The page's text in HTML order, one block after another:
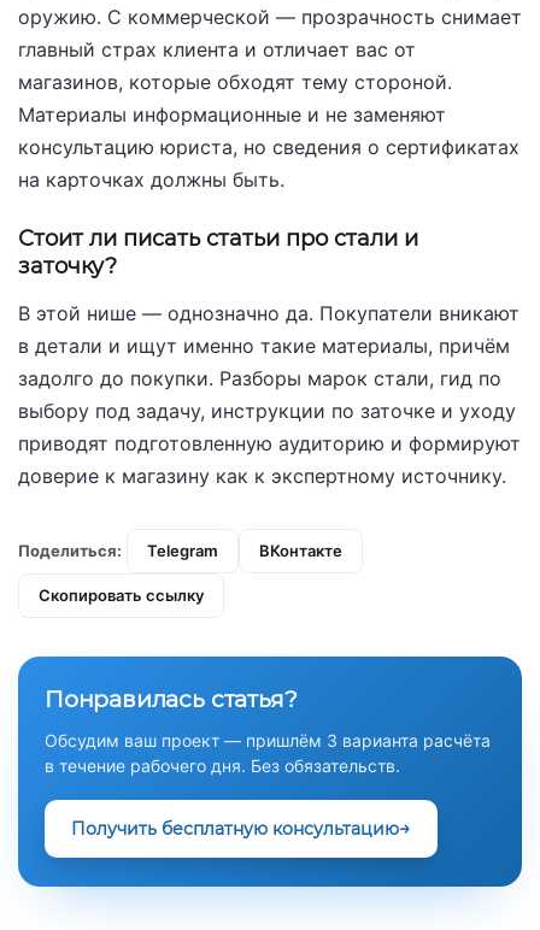
оружию. С коммерческой — прозрачность снимает
главный страх клиента и отличает вас от
магазинов, которые обходят тему стороной.
Материалы информационные и не заменяют
консультацию юриста, но сведения о сертификатах
на карточках должны быть.
Стоит ли писать статьи про стали и
заточку?
В этой нише — однозначно да. Покупатели вникают
в детали и ищут именно такие материалы, причём
задолго до покупки. Разборы марок стали, гид по
выбору под задачу, инструкции по заточке и уходу
приводят подготовленную аудиторию и формируют
доверие к магазину как к экспертному источнику.
Поделиться: Telegram ВКонтакте
Скопировать ссылку
Понравилась статья?
Обсудим ваш проект — пришлём 3 варианта расчёта
в течение рабочего дня. Без обязательств.
Получить бесплатную консультацию